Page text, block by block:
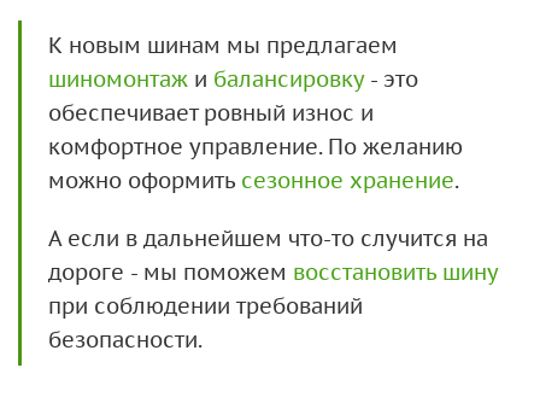
К новым шинам мы предлагаем
шиномонтаж и балансировку- это
обеспечивает ровный износ и
комфортное управление. По желанию
можно оформить сезонное хранение.
А если в дальнейшем что-то случится на
дороге - мы поможем восстановить шину
при соблюдении требований
безопасности.